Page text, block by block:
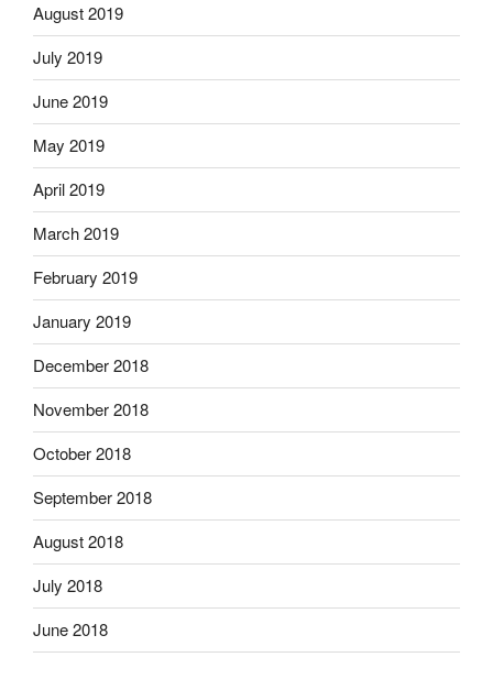
August 2019
July 2019
June 2019
May 2019
April 2019
March 2019
February 2019
January 2019
December 2018
November 2018
October 2018
September 2018
August 2018
July 2018
June 2018